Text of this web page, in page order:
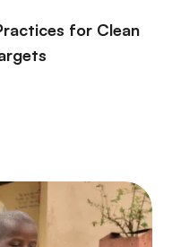
for Clean